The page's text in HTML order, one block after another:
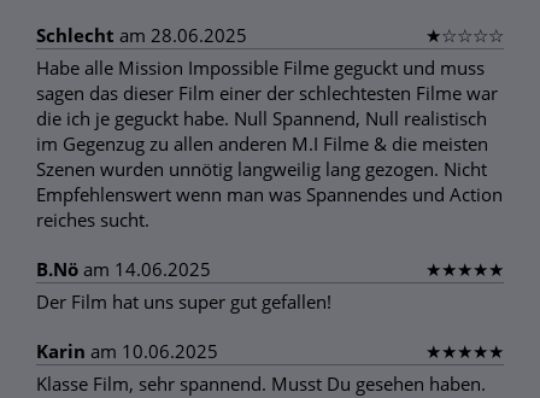
Schlecht am 28.06.2025 ★☆☆☆☆
Habe alle Mission Impossible Filme geguckt und muss
sagen das dieser Film einer der schlechtesten Filme war
die ich je geguckt habe. Null Spannend, Null realistisch
im Gegenzug zu allen anderen M.I Filme & die meisten
Szenen wurden unnötig langweilig lang gezogen. Nicht
Empfehlenswert wenn man was Spannendes und Action
reiches sucht.
B.Nö am 14.06.2025 ★★★★★
Der Film hat uns super gut gefallen!
Karin am 10.06.2025 ★★★★★
Klasse Film, sehr spannend. Musst Du gesehen haben.